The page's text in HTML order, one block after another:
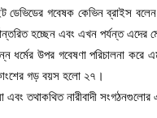
ডেভিডের গবেষক কেভিন ব্রাইস
হচ্ছেন এবং এখন পর্যন্ত এদের
ধর্মের উপর গবেষণা পরিচালনা
গড় বয়স হলো ২৭।
এবং তথাকথিত নারীবাদী